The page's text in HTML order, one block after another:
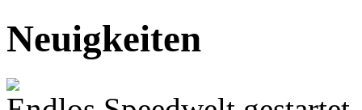
Neuigkeiten